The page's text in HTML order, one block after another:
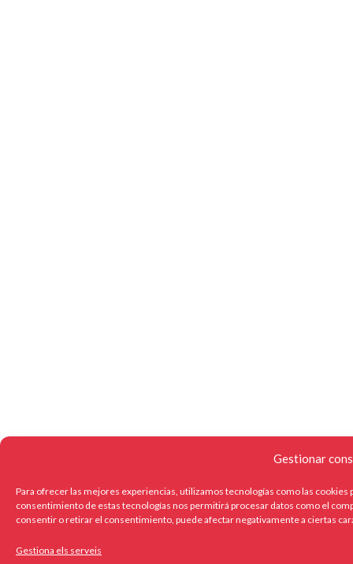
Gestionar
Para ofrecer las mejores experiencias, utilizamos tecnologías como las cookies
consentimiento de estas tecnologías nos permitirá procesar datos como el
consentir o retirar el consentimiento, puede afectar negativamente a ciertas
Gestiona els serveis